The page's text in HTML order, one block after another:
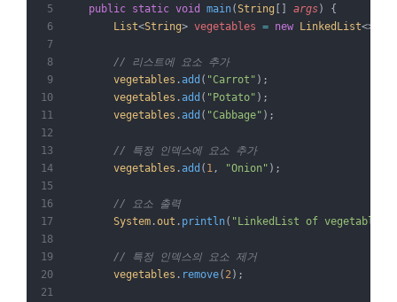
public static void main(String [] args)
{
List<String> vegetables = new LinkedList<>();
// 리스트에 요소 추가
vegetables .add ( "Carrot" );
vegetables .add ( "Potato" );
vegetables .add ( "Cabbage" );
// 특정 인덱스에 요소 추가
vegetables .add ( 1 , "Onion" );
// 요소 출력
System .out . println( "LinkedList of
// 특정 인덱스의 요소 제거
vegetables . remove( 2 );